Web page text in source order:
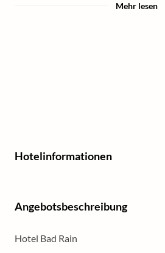
Mehr lesen
Hotelinformationen
Angebotsbeschreibung
Hotel Bad Rain